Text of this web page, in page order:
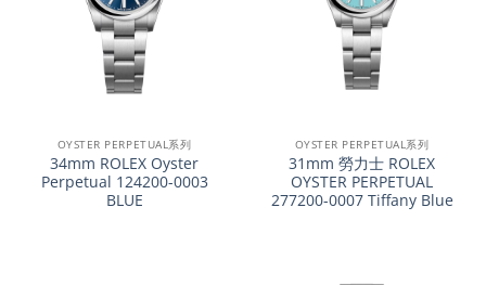
OYSTER PERPETUAL系列
34mm ROLEX Oyster
Perpetual 124200-0003
BLUE
OYSTER PERPETUAL系列
31mm 勞力士 ROLEX
OYSTER PERPETUAL
277200-0007 Tiffany Blue